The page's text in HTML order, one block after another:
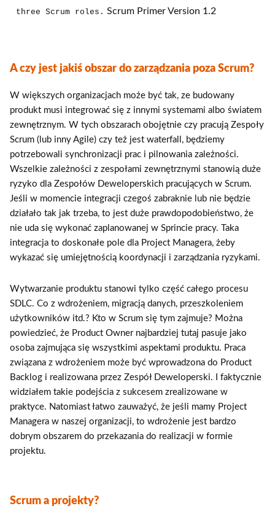
three Scrum roles. Scrum Primer Version 1.2
A czy jest jakiś obszar do zarządzania poza Scrum?
W większych organizacjach może być tak, ze budowany
produkt musi integrować się z innymi systemami albo światem
zewnętrznym. W tych obszarach obojętnie czy pracują Zespoły
Scrum (lub inny Agile) czy też jest waterfall, będziemy
potrzebowali synchronizacji prac i pilnowania zależności.
Wszelkie zależności z zespołami zewnętrznymi stanowią duże
ryzyko dla Zespołów Deweloperskich pracujących w Scrum.
Jeśli w momencie integracji czegoś zabraknie lub nie będzie
działało tak jak trzeba, to jest duże prawdopodobieństwo, że
nie uda się wykonać zaplanowanej w Sprincie pracy. Taka
integracja to doskonałe pole dla Project Managera, żeby
wykazać się umiejętnością koordynacji i zarządzania ryzykami.
Wytwarzanie produktu stanowi tylko część całego procesu
SDLC. Co z wdrożeniem, migracją danych, przeszkoleniem
użytkowników itd.? Kto w Scrum się tym zajmuje? Można
powiedzieć, że Product Owner najbardziej tutaj pasuje jako
osoba zajmująca się wszystkimi aspektami produktu. Praca
związana z wdrożeniem może być wprowadzona do Product
Backlog i realizowana przez Zespół Deweloperski. I faktycznie
widziałem takie podejścia z sukcesem zrealizowane w
praktyce. Natomiast łatwo zauważyć, że jeśli mamy Project
Managera w naszej organizacji, to wdrożenie jest bardzo
dobrym obszarem do przekazania do realizacji w formie
projektu.
Scrum a projekty?